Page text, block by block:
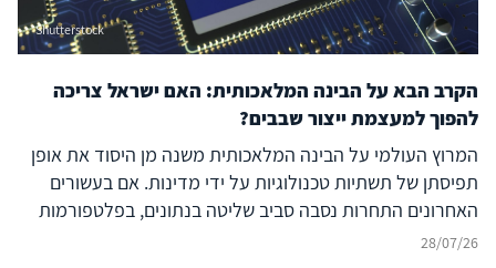
Shutterstock
הקרב הבא על הבינה המלאכותית: האם ישראל צריכה
להפוך למעצמת ייצור שבבים?
המרוץ העולמי על הבינה המלאכותית משנה מן היסוד את אופן
תפיסתן של תשתיות טכנולוגיות על ידי מדינות. אם בעשורים
האחרונים התחרות נסבה סביב שליטה בנתונים, בפלטפורמות
דיגיטליות ובמודלים של בינה מלאכותית, הרי שכיום מתברר כי
28/07/26